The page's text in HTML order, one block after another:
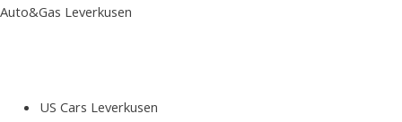
Auto&Gas Leverkusen
US Cars Leverkusen